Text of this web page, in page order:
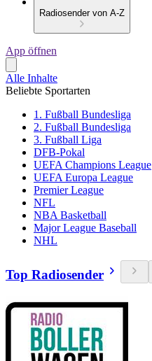
Radiosender von A-Z
App öffnen
Alle Inhalte
Beliebte Sportarten
1. Fußball Bundesliga
2. Fußball Bundesliga
3. Fußball Liga
DFB-Pokal
UEFA Champions League
UEFA Europa League
Premier League
NFL
NBA Basketball
Major League Baseball
NHL
Top Radiosender